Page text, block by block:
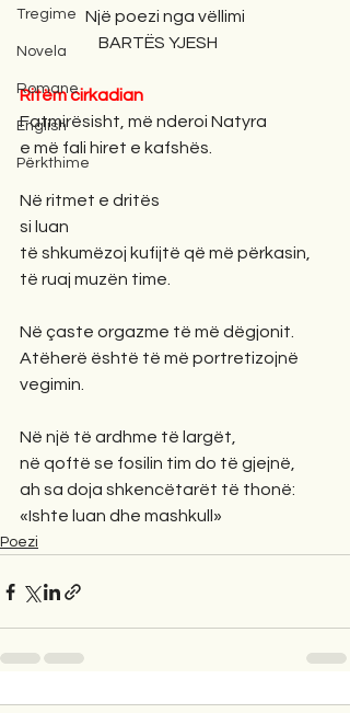
Tregime
Novela
Romane
English
Përkthime
                    Një poezi nga vëllimi
                        BARTËS YJESH
Ritëm cirkadian
Fatmirësisht, më nderoi Natyra
e më fali hiret e kafshës.
Në ritmet e dritës
si luan
të shkumëzoj kufijtë që më përkasin,
të ruaj muzën time.
Në çaste orgazme të më dëgjonit.
Atëherë është të më portretizojnë
vegimin.
Në një të ardhme të largët,
në qoftë se fosilin tim do të gjejnë,
ah sa doja shkencëtarët të thonë:
«Ishte luan dhe mashkull»
Poezi